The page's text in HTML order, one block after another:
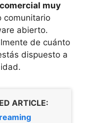
muy
comunitario
abierto.
de cuánto
dispuesto a
ARTICLE: